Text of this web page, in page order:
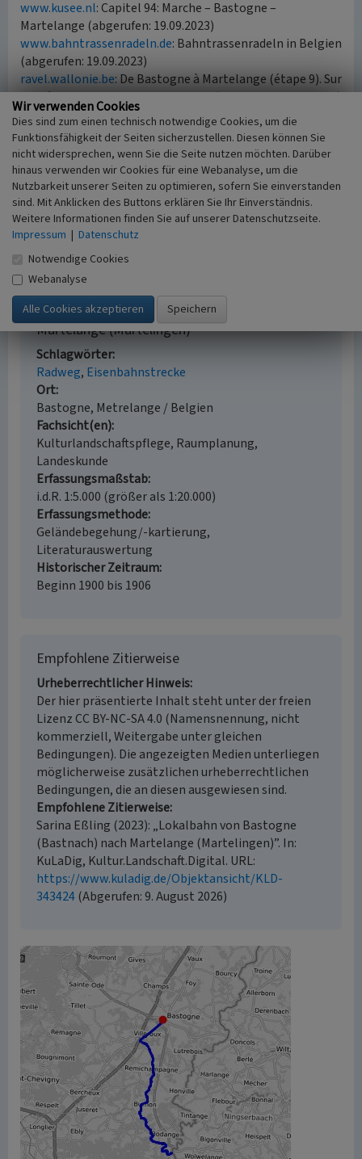
www.kusee.nl: Capitel 94: Marche – Bastogne –
Martelange (abgerufen: 19.09.2023)
www.bahntrassenradeln.de: Bahntrassenradeln in Belgien
(abgerufen: 19.09.2023)
ravel.wallonie.be: De Bastogne à Martelange (étape 9). Sur
le pré-RAVeL des Lignes 163 et 618. (abgerufen: 19.09.2023)
www.garesbelges.be: L'ancienne gare vicinale de
Bastogne (Bilder, französisch, abgerufen 24.5.2025)
Literatur
Stefan, Justens (2001) Les Tram Vicinaux en
Ardennes / Trams in de Ardennen. In: Tramfan
Magazine 5/2001, Zeventem.
Lokalbahn von Bastogne (Bastnach) nach
Martelange (Martelingen)
Schlagwörter
Radweg Eisenbahnstrecke
Ort
Bastogne, Metrelange / Belgien
Fachsicht(en)
Kulturlandschaftspflege, Raumplanung,
Landeskunde
Erfassungsmaßstab
i.d.R. 1:5.000 (größer als 1:20.000)
Erfassungsmethode
Geländebegehung/-kartierung,
Literaturauswertung
Historischer Zeitraum
Beginn 1900 bis 1906
Empfohlene Zitierweise
Urheberrechtlicher Hinweis
Der hier präsentierte Inhalt steht unter der freien
Lizenz CC BY-NC-SA 4.0 (Namensnennung, nicht
kommerziell, Weitergabe unter gleichen
Bedingungen). Die angezeigten Medien unterliegen
möglicherweise zusätzlichen urheberrechtlichen
Bedingungen, die an diesen ausgewiesen sind.
Empfohlene Zitierweise
Sarina Eßling (2023): „Lokalbahn von Bastogne
(Bastnach) nach Martelange (Martelingen)”. In:
KuLaDig, Kultur.Landschaft.Digital. URL:
https://www.kuladig.de/Objektansicht/KLD-
343424(Abgerufen: 9. August 2026)
Wir verwenden Cookies
Dies sind zum einen technisch notwendige Cookies, um die
Funktionsfähigkeit der Seiten sicherzustellen. Diesen können Sie
nicht widersprechen, wenn Sie die Seite nutzen möchten. Darüber
hinaus verwenden wir Cookies für eine Webanalyse, um die
Nutzbarkeit unserer Seiten zu optimieren, sofern Sie einverstanden
sind. Mit Anklicken des Buttons erklären Sie Ihr Einverständnis.
Weitere Informationen finden Sie auf unserer Datenschutzseite.
Impressum | Datenschutz
Notwendige Cookies
Webanalyse